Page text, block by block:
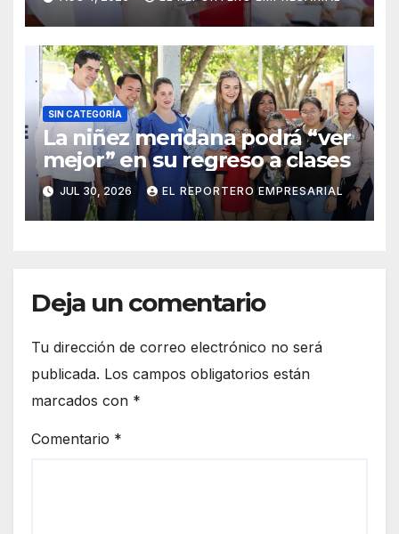
institucional
SIN CATEGORÍA
La niñez meridana podrá “ver
mejor” en su regreso a clases
JUL 30, 2026 EL REPORTERO EMPRESARIAL
Deja un comentario
Tu dirección de correo electrónico no será
publicada. Los campos obligatorios están
marcados con *
Comentario *